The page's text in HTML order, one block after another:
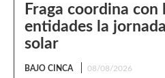
Fraga coordina
entidades la
solar
BAJO CINCA 08/08/2026